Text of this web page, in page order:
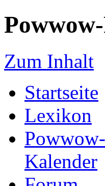
Zum Inhalt
Startseite
Lexikon
Powwow-
Kalender